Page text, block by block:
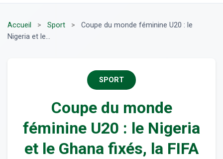
Accueil > Sport >
Coupe du monde féminine U20 : le
Nigeria et le...
SPORT
Coupe du monde
féminine U20 : le Nigeria
et le Ghana fixés, la FIFA